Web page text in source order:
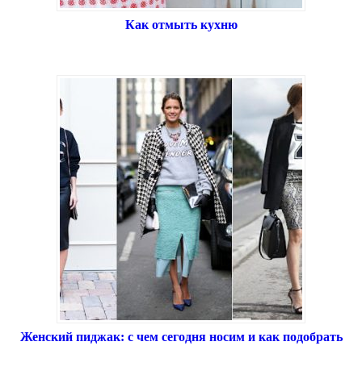
Как отмыть кухню
Женский пиджак: с чем сегодня носим и как подобрать